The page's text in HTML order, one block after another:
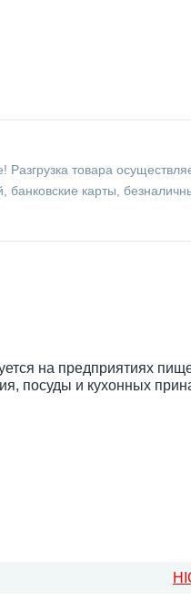
Разгрузка товара
банковские карты,
на предприятиях
посуды и кухонных